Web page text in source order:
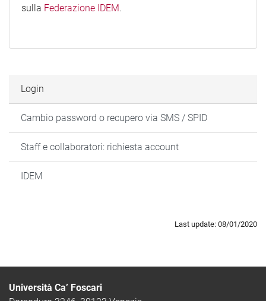
sulla Federazione IDEM.
Login
Cambio password o recupero via SMS / SPID
Staff e collaboratori: richiesta account
IDEM
Last update: 08/01/2020
Università Ca’ Foscari